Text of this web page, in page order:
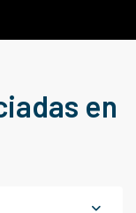
en